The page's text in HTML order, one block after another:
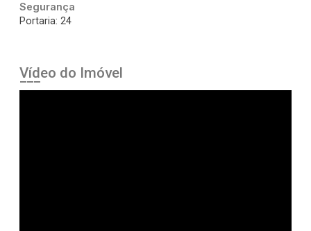
Segurança
Portaria: 24
Vídeo do Imóvel